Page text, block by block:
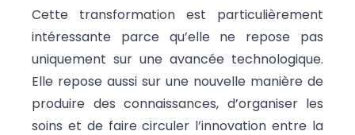
Cette transformation est particulièrement
intéressante parce qu’elle ne repose pas
uniquement sur une avancée technologique.
Elle repose aussi sur une nouvelle manière de
produire des connaissances, d’organiser les
soins et de faire circuler l’innovation entre la